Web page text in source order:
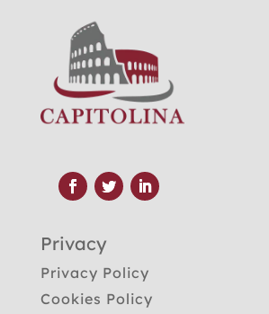
Privacy
Privacy Policy
Cookies Policy